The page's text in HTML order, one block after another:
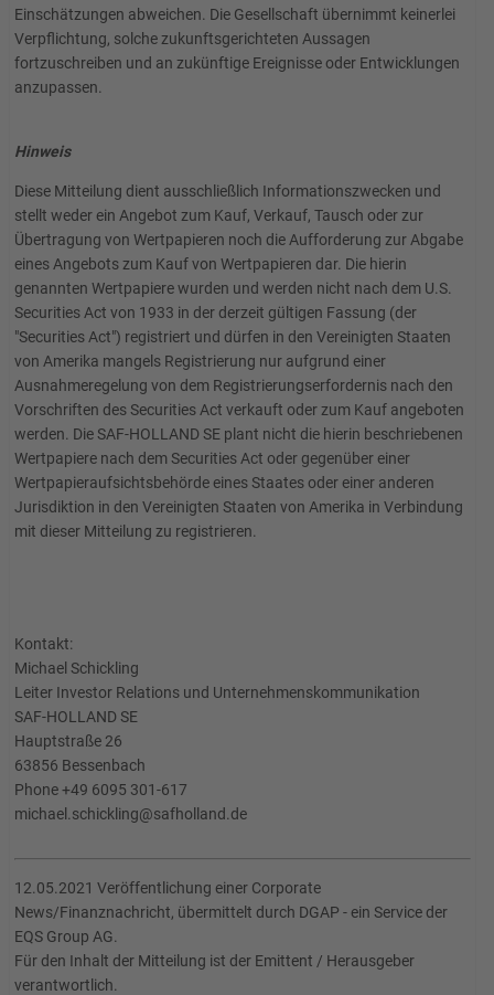
Einschätzungen abweichen. Die Gesellschaft übernimmt keinerlei
Verpflichtung, solche zukunftsgerichteten Aussagen
fortzuschreiben und an zukünftige Ereignisse oder Entwicklungen
anzupassen.
Hinweis
Diese Mitteilung dient ausschließlich Informationszwecken und
stellt weder ein Angebot zum Kauf, Verkauf, Tausch oder zur
Übertragung von Wertpapieren noch die Aufforderung zur Abgabe
eines Angebots zum Kauf von Wertpapieren dar. Die hierin
genannten Wertpapiere wurden und werden nicht nach dem U.S.
Securities Act von 1933 in der derzeit gültigen Fassung (der
"Securities Act") registriert und dürfen in den Vereinigten Staaten
von Amerika mangels Registrierung nur aufgrund einer
Ausnahmeregelung von dem Registrierungserfordernis nach den
Vorschriften des Securities Act verkauft oder zum Kauf angeboten
werden. Die SAF-HOLLAND SE plant nicht die hierin beschriebenen
Wertpapiere nach dem Securities Act oder gegenüber einer
Wertpapieraufsichtsbehörde eines Staates oder einer anderen
Jurisdiktion in den Vereinigten Staaten von Amerika in Verbindung
mit dieser Mitteilung zu registrieren.
Kontakt:
Michael Schickling
Leiter Investor Relations und Unternehmenskommunikation
SAF-HOLLAND SE
Hauptstraße 26
63856 Bessenbach
Phone +49 6095 301-617
michael.schickling@safholland.de
12.05.2021 Veröffentlichung einer Corporate
News/Finanznachricht, übermittelt durch DGAP - ein Service der
EQS Group AG.
Für den Inhalt der Mitteilung ist der Emittent / Herausgeber
verantwortlich.